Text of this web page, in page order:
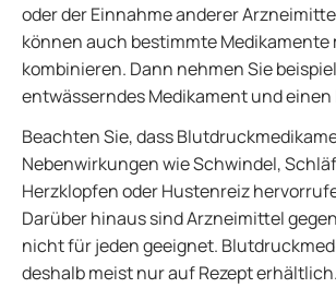
oder der Einnahme anderer
können auch bestimmte
kombinieren. Dann nehmen Sie
entwässerndes Medikament und einen
Beachten Sie, dass
Nebenwirkungen wie Schwindel,
Herzklopfen oder Hustenreiz
Darüber hinaus sind Arzneimittel
nicht für jeden geeignet.
deshalb meist nur auf Rezept erhältlich.